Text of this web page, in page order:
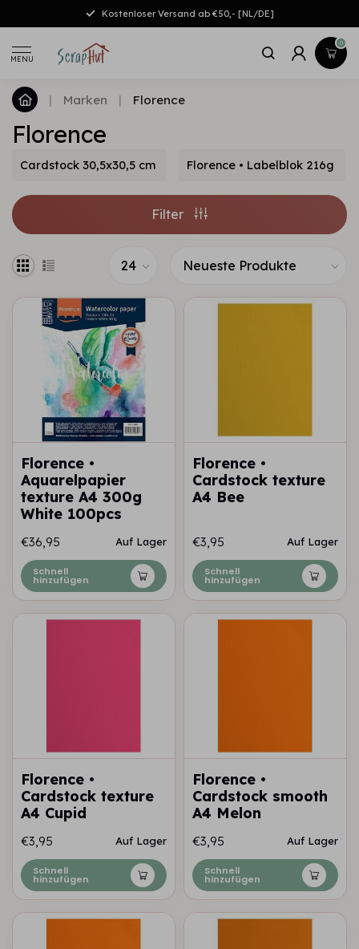
Kostenloser Versand ab €50,- [NL/DE]
MENU
0
| Marken | Florence
Florence
Cardstock 30,5x30,5 cm Florence • Labelblok 216g
Filter
Florence •
Aquarelpapier
texture A4 300g
White 100pcs
€36,95 Auf Lager
Schnell
hinzufügen
Florence •
Cardstock texture
A4 Bee
€3,95 Auf Lager
Schnell
hinzufügen
Florence •
Cardstock texture
A4 Cupid
€3,95 Auf Lager
Schnell
hinzufügen
Florence •
Cardstock smooth
A4 Melon
€3,95 Auf Lager
Schnell
hinzufügen